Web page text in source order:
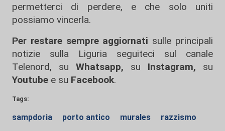
permetterci di perdere, e che solo uniti
possiamo vincerla.
Per restare sempre aggiornati sulle principali
notizie sulla Liguria seguiteci sul canale
Telenord, su
Whatsapp, su Instagram, su
Youtube e su Facebook.
Tags:
sampdoria porto antico murales razzismo